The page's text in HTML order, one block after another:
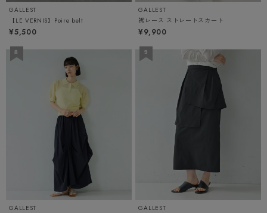
GALLEST
【LE VERNIS】Poire belt
¥5,500
GALLEST
裾レース ストレートスカート
¥9,900
GALLEST
GALLEST